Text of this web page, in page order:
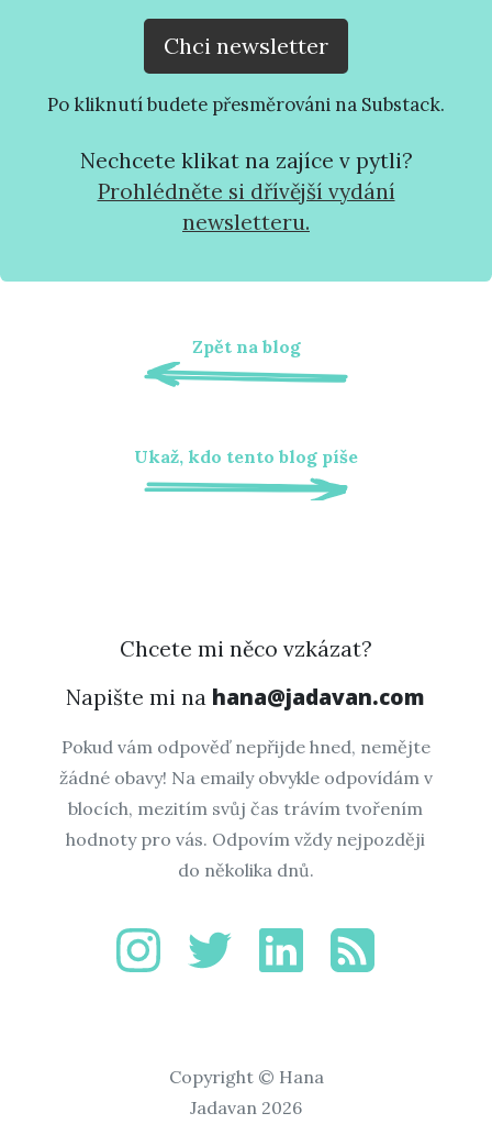
Chci newsletter
Po kliknutí budete přesměrováni na Substack.
Nechcete klikat na zajíce v pytli?
Prohlédněte si dřívější vydání
newsletteru.
Zpět na blog
Ukaž, kdo tento blog píše
Chcete mi něco vzkázat?
Napište mi na hana@jadavan.com
Pokud vám odpověď nepřijde hned, nemějte
žádné obavy! Na emaily obvykle odpovídám v
blocích, mezitím svůj čas trávím tvořením
hodnoty pro vás. Odpovím vždy nejpozději
do několika dnů.
Copyright © Hana
Jadavan 2026